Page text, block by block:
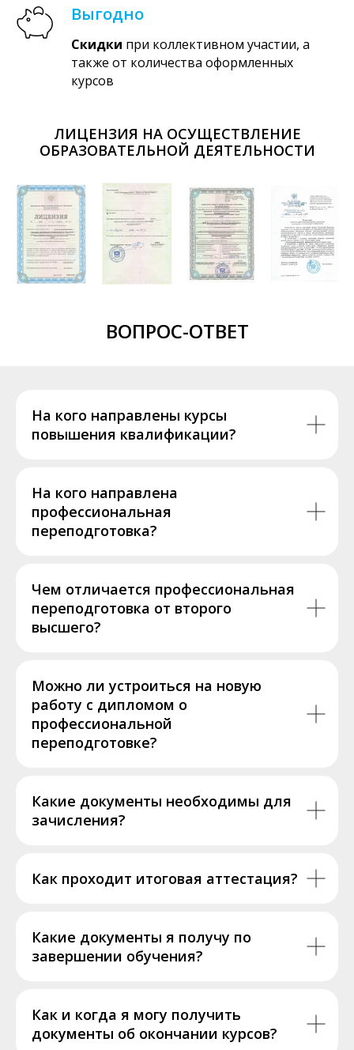
Выгодно
Скидки при коллективном участии, а
также от количества оформленных
курсов
ЛИЦЕНЗИЯ НА ОСУЩЕСТВЛЕНИЕ
ОБРАЗОВАТЕЛЬНОЙ ДЕЯТЕЛЬНОСТИ
ВОПРОС-ОТВЕТ
На кого направлены курсы
повышения квалификации?
На кого направлена
профессиональная
переподготовка?
Чем отличается профессиональная
переподготовка от второго
высшего?
Можно ли устроиться на новую
работу с дипломом о
профессиональной
переподготовке?
Какие документы необходимы для
зачисления?
Как проходит итоговая аттестация?
Какие документы я получу по
завершении обучения?
Как и когда я могу получить
документы об окончании курсов?